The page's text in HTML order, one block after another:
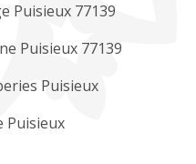
Puisieux 77139
Puisieux 77139
Puisieux
Puisieux